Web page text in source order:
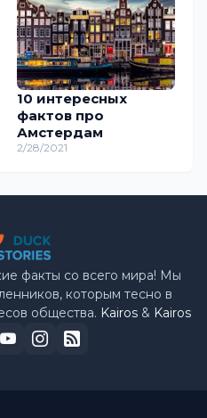
10 интересных
фактов про
Амстердам
2/28/2021
факты со всего мира! Мы
которым тесно в
общества. Kairos& Kairos